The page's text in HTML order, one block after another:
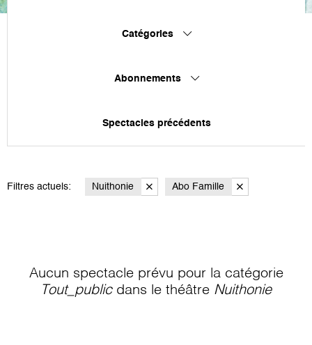
Catégories
Abonnements
Spectacles précédents
Filtres actuels: Nuithonie Abo Famille
Aucun spectacle prévu pour la catégorie
Tout_publicdans le théâtre Nuithonie